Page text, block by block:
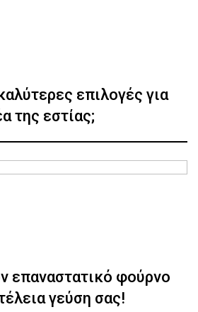
επιλογές για
της εστίας;
επαναστατικό φούρνο
γεύση σας!